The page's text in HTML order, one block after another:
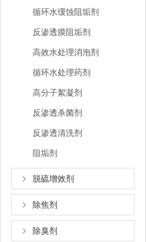
循环水缓蚀阻垢剂
反渗透膜阻垢剂
高效水处理消泡剂
循环水处理药剂
高分子絮凝剂
反渗透杀菌剂
反渗透清洗剂
阻垢剂
脱硫增效剂
除焦剂
除臭剂